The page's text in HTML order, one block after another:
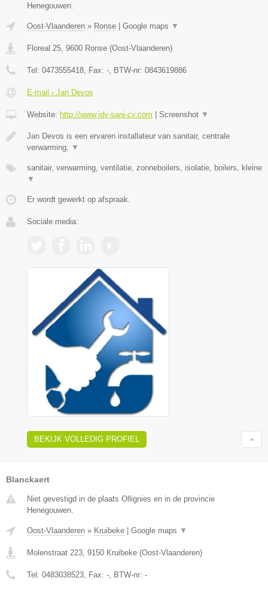
Henegouwen.
Oost-Vlaanderen » Ronse Google maps ▼
Floreal 25 9600 Ronse (Oost-Vlaanderen)
Tel: 0473555418 , Fax: - , BTW-nr: 0843619886
E-mail › Jan Devos
Website: http://www.jdv-sani-cv.com Screenshot ▼
Jan Devos is een ervaren installateur van sanitair, centrale
verwarming,
▼
sanitair, verwarming, ventilatie, zonneboilers, isolatie, boilers, kleine
▼
Er wordt gewerkt op afspraak.
Sociale media:
BEKIJK VOLLEDIG PROFIEL
Blanckaert
Niet gevestigd in de plaats Ollignies en in de provincie
Henegouwen.
Oost-Vlaanderen » Kruibeke Google maps ▼
Molenstraat 223 9150 Kruibeke (Oost-Vlaanderen)
Tel: 0483038523 , Fax: - , BTW-nr: -